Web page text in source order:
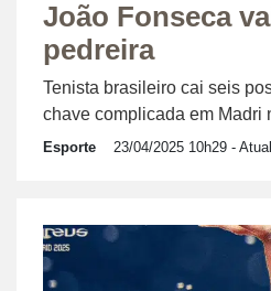
João Fonseca
pedreira
Tenista brasileiro cai seis
chave complicada em Madri
Esporte 23/04/2025 10h29 -